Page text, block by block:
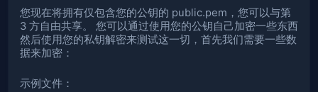
您现在将拥有仅包含您的公钥的 public.pem，您可以与第
3 方自由共享。 您可以通过使用您的公钥自己加密一些东西
然后使用您的私钥解密来测试这一切，首先我们需要一些数
据来加密：
示例文件：